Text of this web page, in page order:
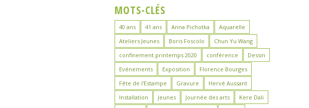
MOTS-CLÉS
40 ans 41 ans Anna Pichotka
Aquarelle
Ateliers Jeunes
Boris Foscolo
Chun Yu Wang
confinement printemps 2020
conférence
Dessin
Evénements
Exposition
Florence Bourges
Fête de l'Estampe
Gravure
Hervé Aussant
Installation
Jeunes Journée des arts
Kere Dali